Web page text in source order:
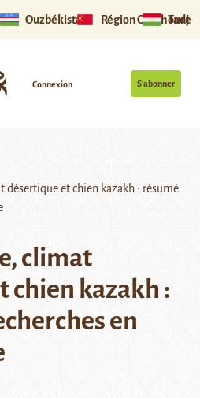
Ouzbékistan Région Ouïghoure
S’abonner
Connexion
désertique et chien kazakh : résumé
climat
chien kazakh :
en